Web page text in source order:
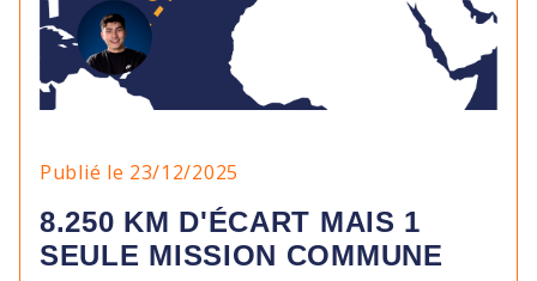
Publié le 23/12/2025
8.250 KM D'ÉCART MAIS 1
SEULE MISSION COMMUNE